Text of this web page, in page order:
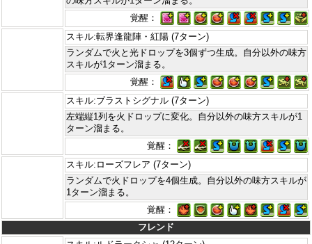
覚醒：
スキル:転界逢龍陣・紅陽 (7ターン)
ランダムで火と光ドロップを3個ずつ生成。自分以外の味方
スキルが1ターン溜まる。
覚醒：
スキル:ブラストシグナル (7ターン)
左端縦1列を火ドロップに変化。自分以外の味方スキルが1
ターン溜まる。
覚醒：
スキル:ローズフレア (7ターン)
ランダムで火ドロップを4個生成。自分以外の味方スキルが
1ターン溜まる。
覚醒：
フレンド